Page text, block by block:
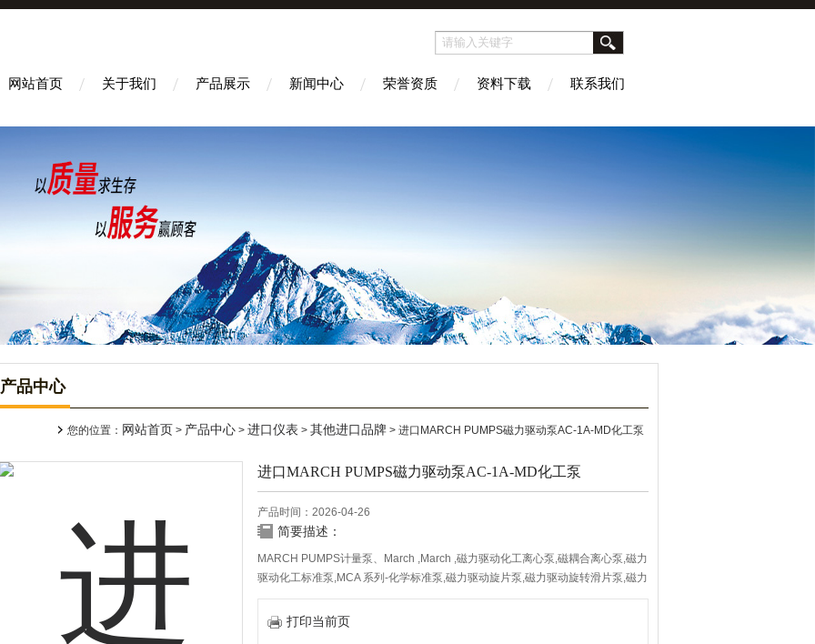
网站首页 关于我们 产品展示 新闻中心 荣誉资质 资料下载 联系我们
产品中心
您的位置： 网站首页 > 产品中心 > 进口仪表 > 其他进口品牌 > 进口MARCH PUMPS磁力驱动泵AC-1A-MD化工泵
进口MARCH PUMPS磁力驱动泵AC-1A-MD化工泵
产品时间：2026-04-26
简要描述：
MARCH PUMPS计量泵、March ,March ,磁力驱动化工离心泵,磁耦合离心泵,磁力
驱动化工标准泵,MCA 系列-化学标准泵,磁力驱动旋片泵,磁力驱动旋转滑片泵,磁力
驱动齿轮泵,非金属齿轮泵 TEF-MAG®,磁力驱动再生涡轮泵,进口MARCH PUMPS
磁力驱动泵AC-1A-MD化工泵
打印当前页